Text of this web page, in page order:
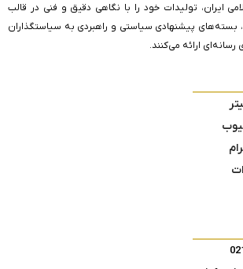
ایران، تولیدات خود را با نگاهی دقیق و فنی در قالب
بسته‌های پیشنهادی سیاستی و راهبردی به سیاستگذاران
ارائه می‌کنند.